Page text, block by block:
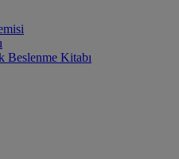
Kitabı